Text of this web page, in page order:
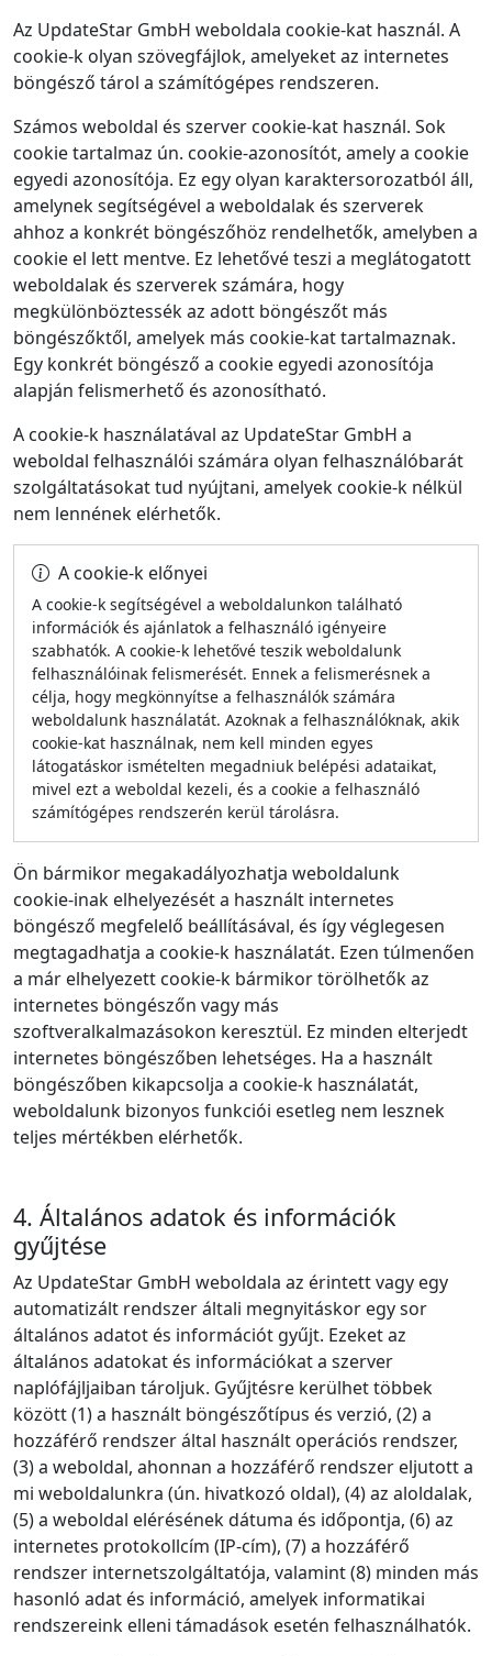
Az UpdateStar GmbH weboldala cookie‑kat használ. A
cookie‑k olyan szövegfájlok, amelyeket az internetes
böngésző tárol a számítógépes rendszeren.
Számos weboldal és szerver cookie‑kat használ. Sok
cookie tartalmaz ún. cookie‑azonosítót, amely a cookie
egyedi azonosítója. Ez egy olyan karaktersorozatból áll,
amelynek segítségével a weboldalak és szerverek
ahhoz a konkrét böngészőhöz rendelhetők, amelyben a
cookie el lett mentve. Ez lehetővé teszi a meglátogatott
weboldalak és szerverek számára, hogy
megkülönböztessék az adott böngészőt más
böngészőktől, amelyek más cookie‑kat tartalmaznak.
Egy konkrét böngésző a cookie egyedi azonosítója
alapján felismerhető és azonosítható.
A cookie‑k használatával az UpdateStar GmbH a
weboldal felhasználói számára olyan felhasználóbarát
szolgáltatásokat tud nyújtani, amelyek cookie‑k nélkül
nem lennének elérhetők.
A cookie‑k előnyei
A cookie‑k segítségével a weboldalunkon található
információk és ajánlatok a felhasználó igényeire
szabhatók. A cookie‑k lehetővé teszik weboldalunk
felhasználóinak felismerését. Ennek a felismerésnek a
célja, hogy megkönnyítse a felhasználók számára
weboldalunk használatát. Azoknak a felhasználóknak, akik
cookie‑kat használnak, nem kell minden egyes
látogatáskor ismételten megadniuk belépési adataikat,
mivel ezt a weboldal kezeli, és a cookie a felhasználó
számítógépes rendszerén kerül tárolásra.
Ön bármikor megakadályozhatja weboldalunk
cookie‑inak elhelyezését a használt internetes
böngésző megfelelő beállításával, és így véglegesen
megtagadhatja a cookie‑k használatát. Ezen túlmenően
a már elhelyezett cookie‑k bármikor törölhetők az
internetes böngészőn vagy más
szoftveralkalmazásokon keresztül. Ez minden elterjedt
internetes böngészőben lehetséges. Ha a használt
böngészőben kikapcsolja a cookie‑k használatát,
weboldalunk bizonyos funkciói esetleg nem lesznek
teljes mértékben elérhetők.
4. Általános adatok és információk
gyűjtése
Az UpdateStar GmbH weboldala az érintett vagy egy
automatizált rendszer általi megnyitáskor egy sor
általános adatot és információt gyűjt. Ezeket az
általános adatokat és információkat a szerver
naplófájljaiban tároljuk. Gyűjtésre kerülhet többek
között (1) a használt böngészőtípus és verzió, (2) a
hozzáférő rendszer által használt operációs rendszer,
(3) a weboldal, ahonnan a hozzáférő rendszer eljutott a
mi weboldalunkra (ún. hivatkozó oldal), (4) az aloldalak,
(5) a weboldal elérésének dátuma és időpontja, (6) az
internetes protokollcím (IP‑cím), (7) a hozzáférő
rendszer internetszolgáltatója, valamint (8) minden más
hasonló adat és információ, amelyek informatikai
rendszereink elleni támadások esetén felhasználhatók.